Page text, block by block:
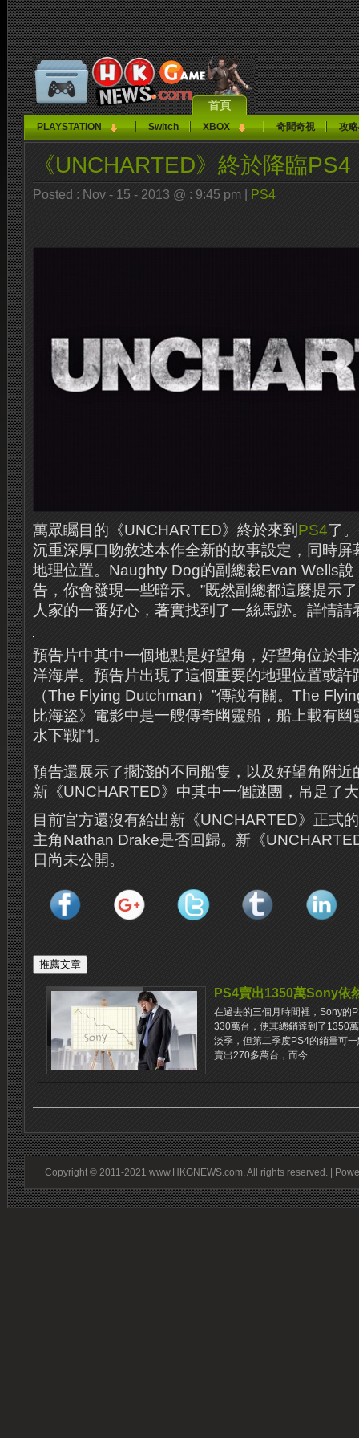
首頁
PLAYSTATION Switch XBOX 奇聞奇視 攻
《UNCHARTED》終於降臨PS4
Posted : Nov - 15 - 2013 @ : 9:45 pm | PS4
萬眾矚目的《UNCHARTED》終於來到 PS4了
沉重深厚口吻敘述本作全新的故事設定，同時屏
地理位置。Naughty Dog的副總裁Evan Wells說
告，你會發現一些暗示。”既然副總都這麼提示
人家的一番好心，著實找到了一絲馬跡。詳情請
預告片中其中一個地點是好望角，好望角位於非
洋海岸。預告片出現了這個重要的地理位置或許
（The Flying Dutchman）”傳說有關。The
比海盜》電影中是一艘傳奇幽靈船，船上載有
水下戰鬥。
預告還展示了擱淺的不同船隻，以及好望角附近
新《UNCHARTED》中其中一個謎團，吊足了
目前官方還沒有給出新《UNCHARTED》正式
主角Nathan Drake是否回歸。新《
日尚未公開。
PS4賣出1350萬Sony依
在過去的三個月時間裡，Sony的
330萬台，使其總銷達到了1350
淡季，但第二季度PS4的銷量可
賣出270多萬台，而今...
Copyright © 2011-2021 www.HKGNEWS.com. All rights reserved. |